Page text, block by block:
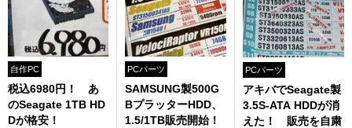
自作PC
税込6980円！ あ
のSeagate 1TB HD
Dが格安！
PCパーツ
SAMSUNG製500G
BプラッターHDD、
1.5/1TB販売開始！
PCパーツ
アキバでSeagate製
3.5S-ATA HDDが消
えた！ 販売を自粛